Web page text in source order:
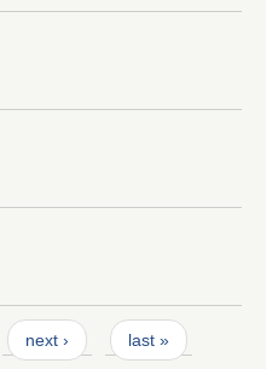
next › last »